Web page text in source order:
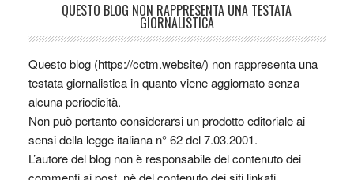
QUESTO BLOG NON RAPPRESENTA UNA TESTATA
GIORNALISTICA
Questo blog (https://cctm.website/) non rappresenta una
testata giornalistica in quanto viene aggiornato senza
alcuna periodicità.
Non può pertanto considerarsi un prodotto editoriale ai
sensi della legge italiana n° 62 del 7.03.2001.
L’autore del blog non è responsabile del contenuto dei